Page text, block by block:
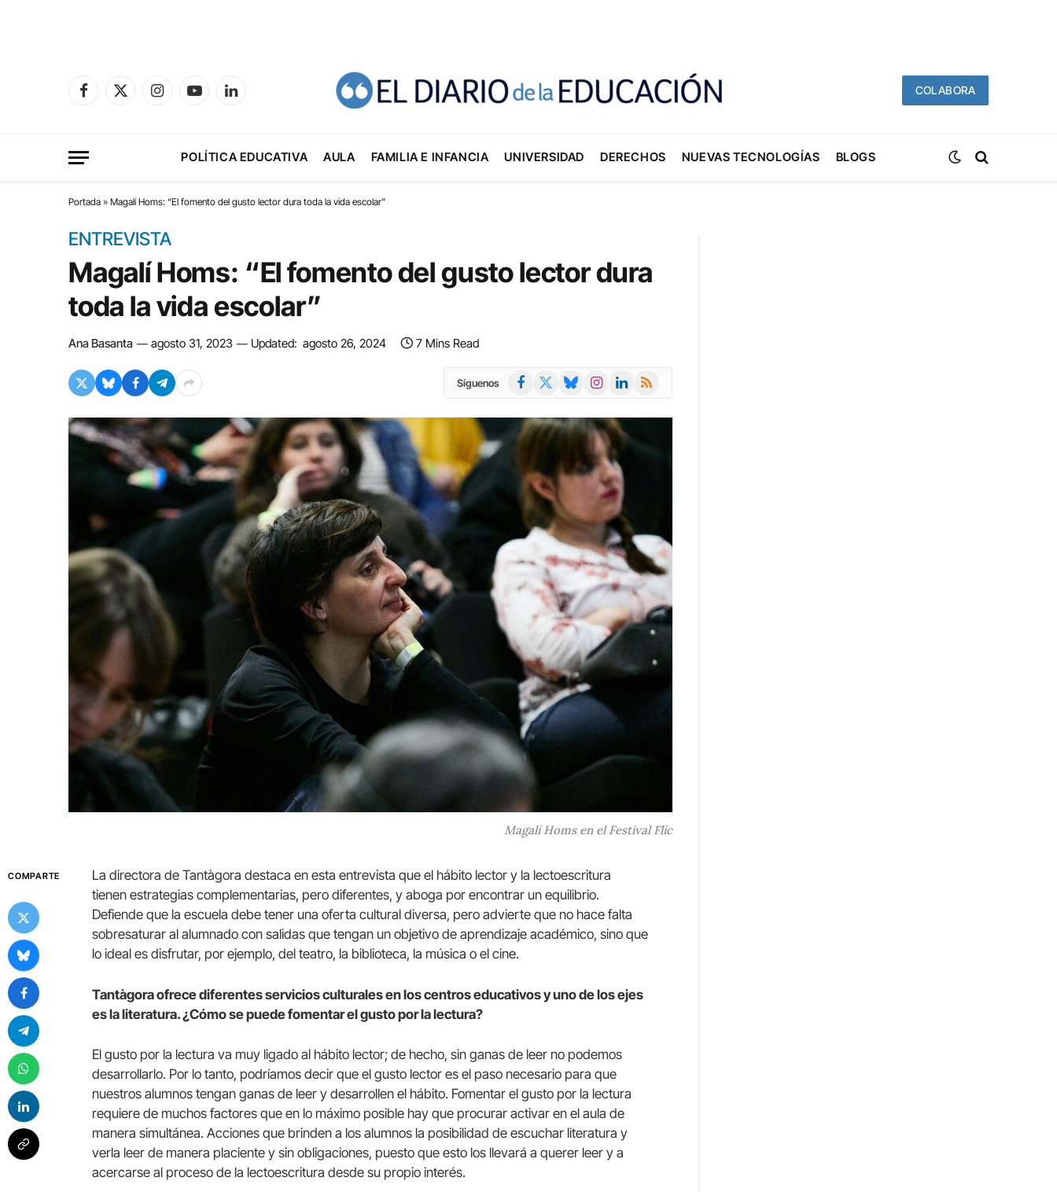
Facebook
X
InstagramYouTubeLinkedIn
COLABORA
POLÍTICA EDUCATIVA AULA FAMILIA E INFANCIA UNIVERSIDAD DERECHOS NUEVAS TECNOLOGÍAS BLOGS
Portada » Magalí Homs: “El fomento del gusto lector dura toda la vida escolar”
ENTREVISTA
Magalí Homs: “El fomento del gusto lector dura
toda la vida escolar”
Ana Basanta agosto 31, 2023 Updated: agosto 26, 2024 7 Mins Read
Síguenos Facebook BlueskyInstagramLinkedIn
RSS
Magalí Homs en el Festival Flic
COMPARTE
La directora de Tantàgora destaca en esta entrevista que el hábito lector y la lectoescritura
tienen estrategias complementarias, pero diferentes, y aboga por encontrar un equilibrio.
Defiende que la escuela debe tener una oferta cultural diversa, pero advierte que no hace falta
sobresaturar al alumnado con salidas que tengan un objetivo de aprendizaje académico, sino que
lo ideal es disfrutar, por ejemplo, del teatro, la biblioteca, la música o el cine.
Tantàgora ofrece diferentes servicios culturales en los centros educativos y uno de los ejes
es la literatura. ¿Cómo se puede fomentar el gusto por la lectura?
El gusto por la lectura va muy ligado al hábito lector; de hecho, sin ganas de leer no podemos
desarrollarlo. Por lo tanto, podríamos decir que el gusto lector es el paso necesario para que
nuestros alumnos tengan ganas de leer y desarrollen el hábito. Fomentar el gusto por la lectura
requiere de muchos factores que en lo máximo posible hay que procurar activar en el aula de
manera simultánea. Acciones que brinden a los alumnos la posibilidad de escuchar literatura y
verla leer de manera placiente y sin obligaciones, puesto que esto los llevará a querer leer y a
acercarse al proceso de la lectoescritura desde su propio interés.